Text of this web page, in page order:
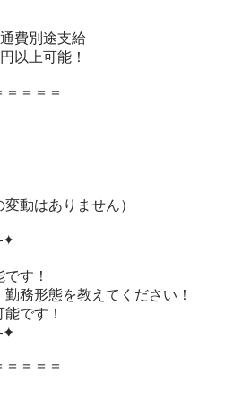
費別途支給
以上可能！
＝＝＝＝
動はありません）
す！
務形態を教えてください！
です！
＝＝＝＝